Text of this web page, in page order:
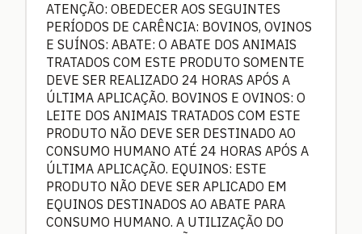
ATENÇÃO: OBEDECER AOS SEGUINTES
PERÍODOS DE CARÊNCIA: BOVINOS, OVINOS
E SUÍNOS: ABATE: O ABATE DOS ANIMAIS
TRATADOS COM ESTE PRODUTO SOMENTE
DEVE SER REALIZADO 24 HORAS APÓS A
ÚLTIMA APLICAÇÃO. BOVINOS E OVINOS: O
LEITE DOS ANIMAIS TRATADOS COM ESTE
PRODUTO NÃO DEVE SER DESTINADO AO
CONSUMO HUMANO ATÉ 24 HORAS APÓS A
ÚLTIMA APLICAÇÃO. EQUINOS: ESTE
PRODUTO NÃO DEVE SER APLICADO EM
EQUINOS DESTINADOS AO ABATE PARA
CONSUMO HUMANO. A UTILIZAÇÃO DO